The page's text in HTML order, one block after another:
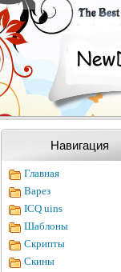
Навигация
Главная
Варез
ICQ uins
Шаблоны
Скрипты
Скины